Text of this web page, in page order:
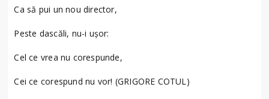
Ca să pui un nou director,
Peste dascăli, nu-i uşor:
Cel ce vrea nu corespunde,
Cei ce corespund nu vor! (GRIGORE COTUL)